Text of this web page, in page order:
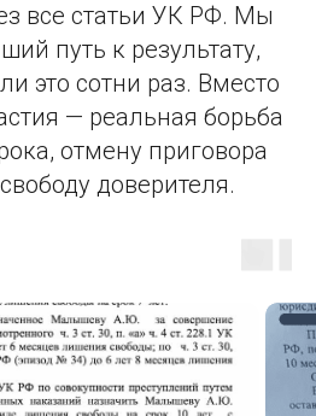
все статьи УК РФ. Мы
путь к результату,
это сотни раз. Вместо
— реальная борьба
отмену приговора
доверителя.